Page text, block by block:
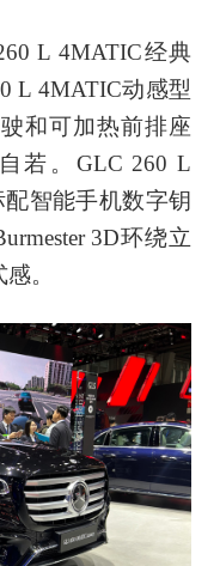
L 4MATIC经典
L 4MATIC动感型
和可加热前排座
若。GLC 260 L
智能手机数字钥
3D环绕立
。